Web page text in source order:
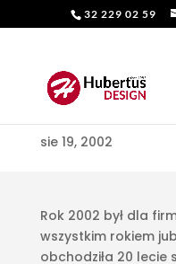
32 229 02 59
ROK 2002
sie 19, 2002
Rok 2002 był dla
wszystkim rokiem
obchodziła 20 lecie